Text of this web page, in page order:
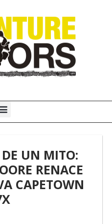
Menú
DE UN MITO:
RENACE
CAPETOWN